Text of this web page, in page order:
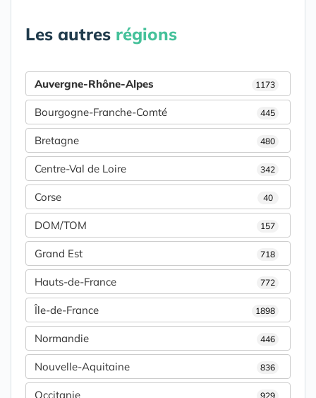
Les autres régions
Auvergne-Rhône-Alpes 1173
Bourgogne-Franche-Comté 445
Bretagne 480
Centre-Val de Loire 342
Corse 40
DOM/TOM 157
Grand Est 718
Hauts-de-France 772
Île-de-France 1898
Normandie 446
Nouvelle-Aquitaine 836
Occitanie 929